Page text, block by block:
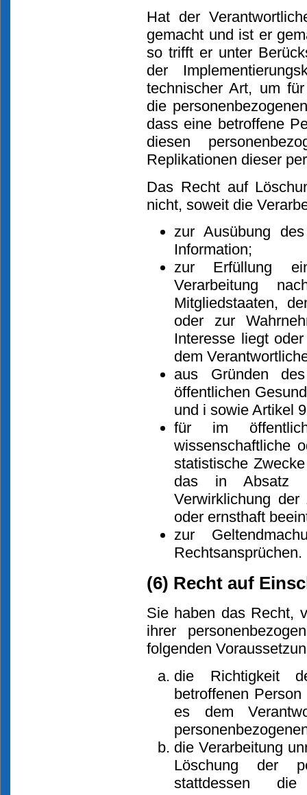
Hat der
gemacht und ist er
so trifft er unter
der
technischer Art, um
die
dass eine betroffene
diesen
Replikationen dieser
Das Recht auf
nicht, soweit die
zur Ausübung
Information;
zur Erfüllung
Verarbeitung
Mitgliedstaaten,
oder zur
Interesse liegt
dem
aus Gründen
öffentlichen
und i sowie Artikel
für im
wissenschaftliche
statistische
das in Absatz
Verwirklichung
oder ernsthaft
zur
Rechtsansprüchen.
(6) Recht auf
Sie haben das Recht,
ihrer
folgenden
die Richtigkeit
betroffenen
es dem
die Verarbeitung
Löschung der
stattdessen